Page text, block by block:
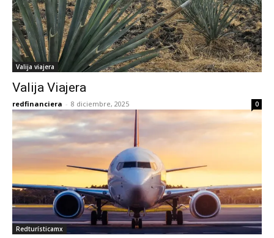
Valija viajera
Valija Viajera
redfinanciera - 8 diciembre, 2025 0
Redturísticamx